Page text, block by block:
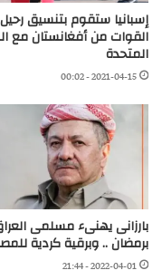
إسبانيا ستقوم بتنسيق رحيل
القوات من أفغانستان مع
المتحدة
2021-04-15 - 00:02
بارزانى يهنىء مسلمى
برمضان .. وبرقية كردية
2022-04-01 - 21:44